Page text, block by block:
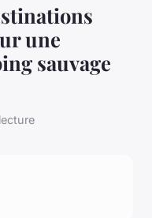
une
sauvage